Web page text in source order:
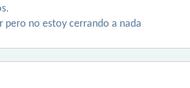
pero no estoy cerrando a nada